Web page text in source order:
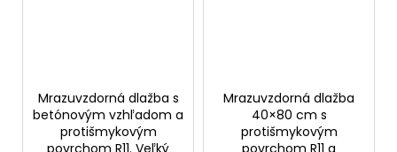
Mrazuvzdorná dlažba s
betónovým vzhľadom a
protišmykovým
Mrazuvzdorná dlažba
40×80 cm s
protišmykovým